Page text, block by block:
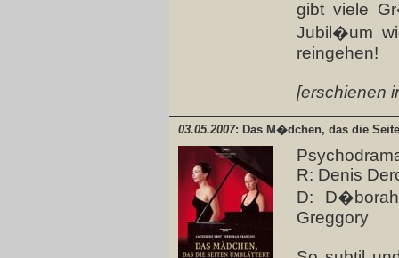
gibt viele
Jubil�um
reingehen!
[erschienen
03.05.2007: Das M�dchen, das die
R: Denis
D:
Greggory